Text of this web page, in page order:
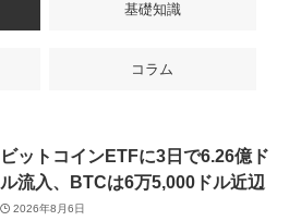
基礎知識
コラム
ビットコインETFに3日で6.26億ド
ル流入、BTCは6万5,000ドル近辺
2026年8月6日